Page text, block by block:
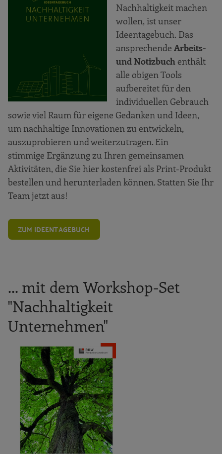
Nachhaltigkeit machen
wollen, ist unser
Ideentagebuch. Das
ansprechende Arbeits-
und Notizbuch enthält
alle obigen Tools
aufbereitet für den
individuellen Gebrauch
sowie viel Raum für eigene Gedanken und Ideen,
um nachhaltige Innovationen zu entwickeln,
auszuprobieren und weiterzutragen. Ein
stimmige Ergänzung zu Ihren gemeinsamen
Aktivitäten, die Sie hier kostenfrei als Print-Produkt
bestellen und herunterladen können. Statten Sie Ihr
Team jetzt aus!
ZUM IDEENTAGEBUCH
... mit dem Workshop-Set
"Nachhaltigkeit
Unternehmen"